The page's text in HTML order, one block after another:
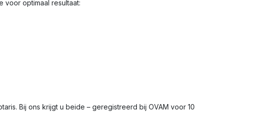
voor optimaal resultaat:
Bij ons krijgt u beide – geregistreerd bij OVAM voor 10